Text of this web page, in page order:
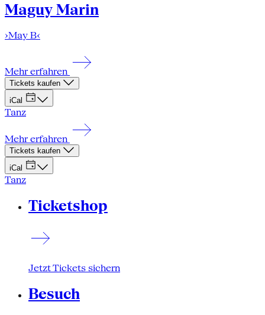
Maguy Marin
›May B‹
Mehr erfahren
Tickets kaufen
iCal
Tanz
Mehr erfahren
Tickets kaufen
iCal
Tanz
Ticketshop
Jetzt Tickets sichern
Besuch